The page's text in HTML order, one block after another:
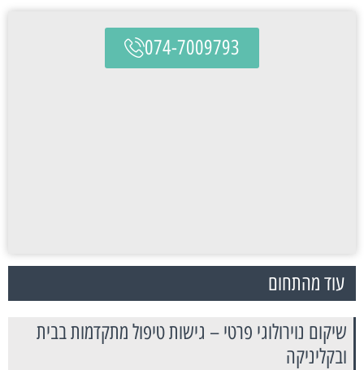
074-7009793
עוד מהתחום
שיקום נוירולוגי פרטי – גישות טיפול מתקדמות בבית
ובקליניקה